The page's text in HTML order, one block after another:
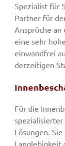
Spezialist für
Partner für
Ansprüche
eine sehr
einwandfrei
derzeitigen
Für die
Lösungen.
Langlebigkeit